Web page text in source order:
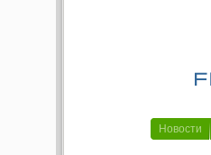
Новости